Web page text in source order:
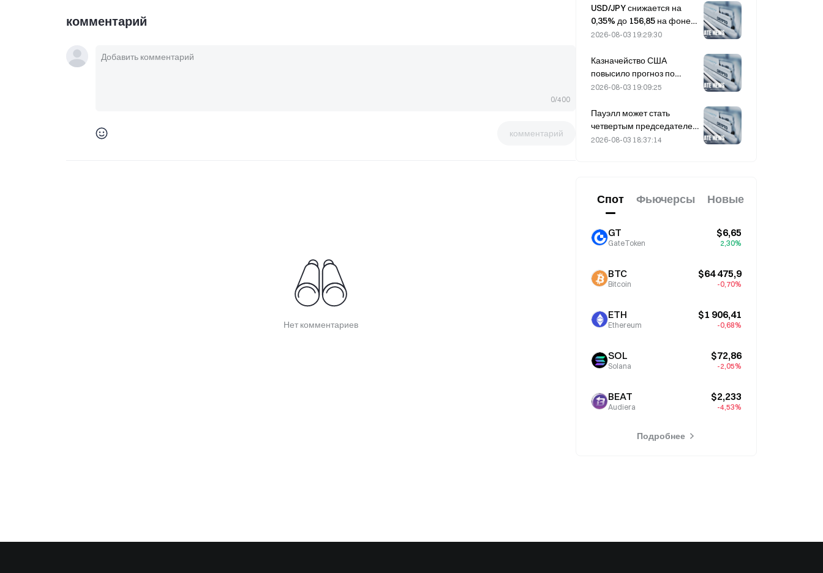
комментарий
0/400
комментарий
Нет комментариев
торговлю
USD/JPY снижается на
0,35% до 156,85 на фоне
укрепления иены в начале
2026-08-03 19:29:30
Казначейство США
повысило прогноз по
заимствованиям на III
2026-08-03 19:09:25
Пауэлл может стать
четвертым председателем
ФРС, чтобы завершить
2026-08-03 18:37:14
Спот Фьючерсы Новые
GT
GateToken
$6,65
2,30%
BTC
Bitcoin
$64 475,9
-0,70%
ETH
Ethereum
$1 906,41
-0,68%
SOL
Solana
$72,86
-2,05%
BEAT
Audiera
$2,233
-4,53%
Подробнее